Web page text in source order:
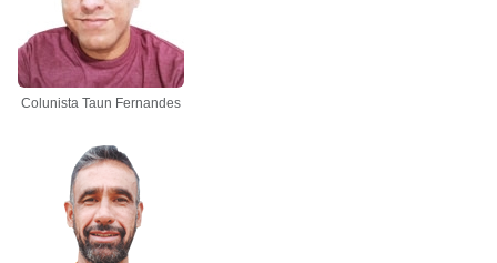
Colunista Taun Fernandes